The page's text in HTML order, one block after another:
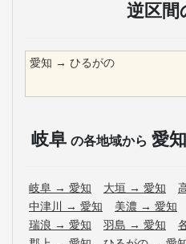
逆区間
愛知 → ひるがの
岐阜 の各地域から 愛知
岐阜 → 愛知 大垣 → 愛知
中津川
→ 愛知 美濃 → 愛知
瑞浪 → 愛知 羽島 → 愛知